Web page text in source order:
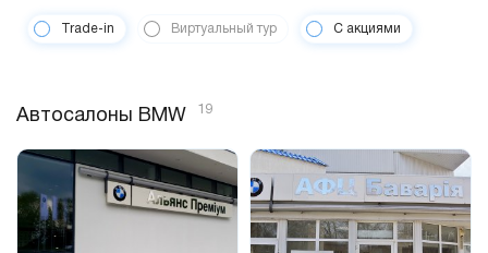
Trade-in Виртуальный тур С акциями
Автосалоны BMW 19